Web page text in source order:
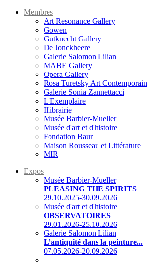
Membres
Art Resonance Gallery
Gowen
Gutknecht Gallery
De Jonckheere
Galerie Salomon Lilian
MABE Gallery
Opera Gallery
Rosa Turetsky Art Contemporain
Galerie Sonia Zannettacci
L'Exemplaire
Illibrairie
Musée Barbier-Mueller
Musée d'art et d'histoire
Fondation Baur
Maison Rousseau et Littérature
MIR
Expos
Musée Barbier-Mueller
PLEASING THE SPIRITS
29.10.2025-30.09.2026
Musée d'art et d'histoire
OBSERVATOIRES
29.01.2026-25.10.2026
Galerie Salomon Lilian
L’antiquité dans la peinture...
07.05.2026-20.09.2026